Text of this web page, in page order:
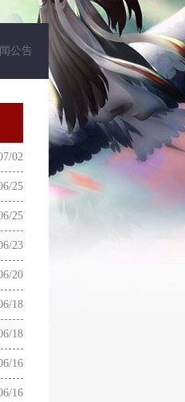
公告
02
25
25
23
20
18
18
16
16